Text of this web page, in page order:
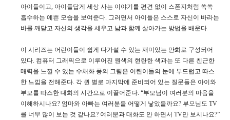
아이들이고, 아이들답게 세상 사는 이야기를 편견 없이 스폰지처럼 쏙쏙
흡수하는 예쁜 모습을 보여준다. 그러면서 아이들은 스스로 자신이 바라는
바를 깨닫고 자신의 생각을 세우고 남과 함께 살아가는 방법을 배운다.
이 시리즈는 어린이들이 쉽게 다가설 수 있는 재미있는 만화로 구성되어
있다. 컴퓨터 그래픽으로 이루어진 원색의 현란한 색과는 또 다른 친근한
매력을 느낄 수 있는 수채화 풍의 그림은 어린이들의 눈에 부드럽고 따스
한 느낌을 전해준다. 각 권 별로 마지막에 준비되어 있는 질문들은 아이와
부모를 따스한 대화의 시간으로 이끌어준다. “부모님이 여러분의 마음을
이해하시나요? 엄마와 아빠는 여러분을 어떻게 낳았을까요? 부모님도 TV
를 너무 많이 보는 것 같나요? 여러분과 대화도 안 하면서 TV만 보시나요?”